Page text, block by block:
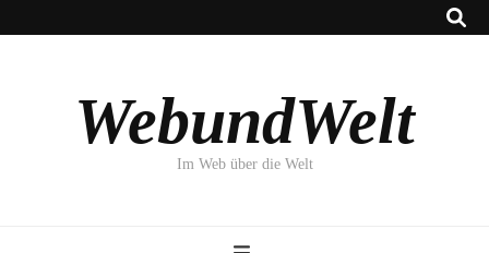
WebundWelt
Im Web über die Welt